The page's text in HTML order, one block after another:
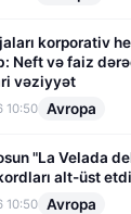
korporativ
Neft və faiz
vəziyyət
10:50 Avropa
"La Velada
alt-üst etdi
10:50 Avropa